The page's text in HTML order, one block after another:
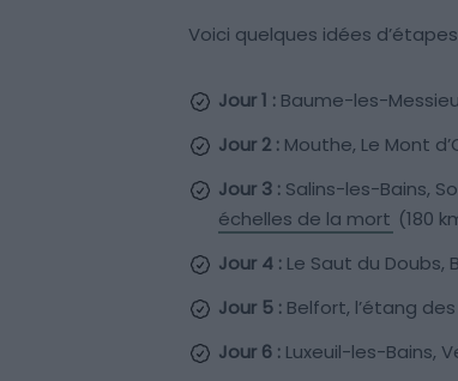
Voici quelques idées
Jour 1 : Baume-les-
Jour 2 : Mouthe, Le Mont
Jour 3 : Salins-les-Bains,
échelles de la mort (180
Jour 4 : Le Saut du Doubs,
Jour 5 : Belfort, l’étang
Jour 6 : Luxeuil-les-Bains,